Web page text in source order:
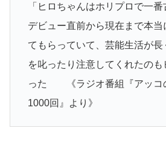
「ヒロちゃんはホリプロで一
デビュー直前から現在まで本当
てもらっていて、芸能生活が
を叱ったり注意してくれたの
った 《ラジオ番組『アッコ
1000回』より》